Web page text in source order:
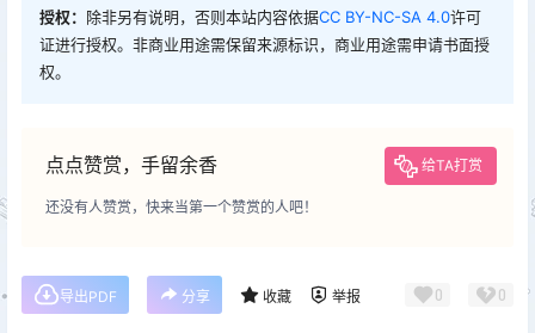
授权： 除非另有说明，否则本站内容依据CC BY-NC-SA 4.0许可
证进行授权。非商业用途需保留来源标识，商业用途需申请书面授
权。
点点赞赏，手留余香 给TA打赏
还没有人赞赏，快来当第一个赞赏的人吧！
导出PDF 分享 收藏 举报 0 0